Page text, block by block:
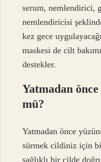
serum, nemlendirici,
nemlendiricisi
kez gece
maskesi de cilt
destekler.
Yatmadan
mü?
Yatmadan önce
sürmek cildiniz için
sağlıklı bir cilde